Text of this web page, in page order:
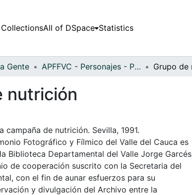
All of DSpace Statistics
Gente APFFVC - Personajes - Patrimonial
nutrición
campaña de nutrición. Sevilla, 1991.
Fotográfico y Fílmico del Valle del Cauca es
Biblioteca Departamental del Valle Jorge Garcés
de cooperación suscrito con la Secretaria del
con el fin de aunar esfuerzos para su
y divulgación del Archivo entre la